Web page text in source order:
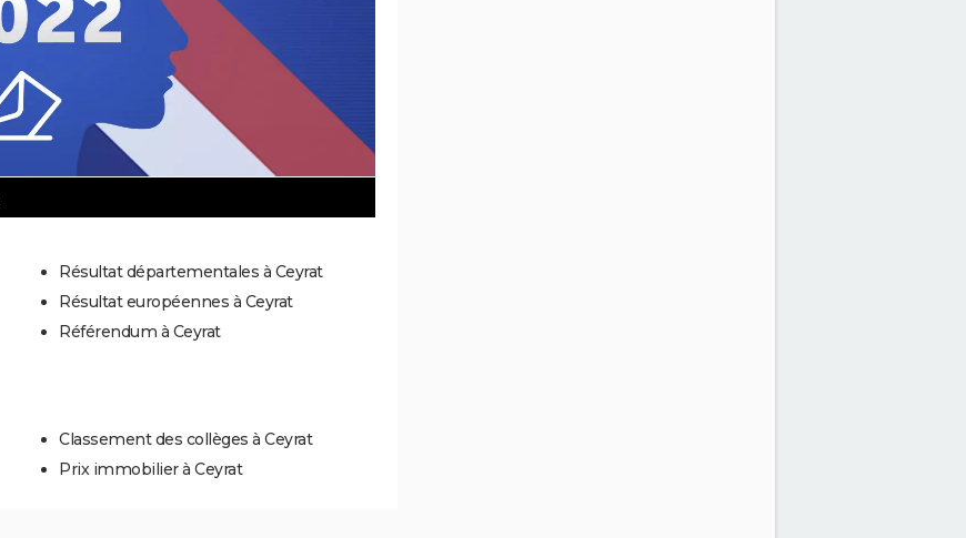
Résultat départementales à Ceyrat
Résultat européennes à Ceyrat
Référendum à Ceyrat
Classement des collèges à Ceyrat
Prix immobilier à Ceyrat